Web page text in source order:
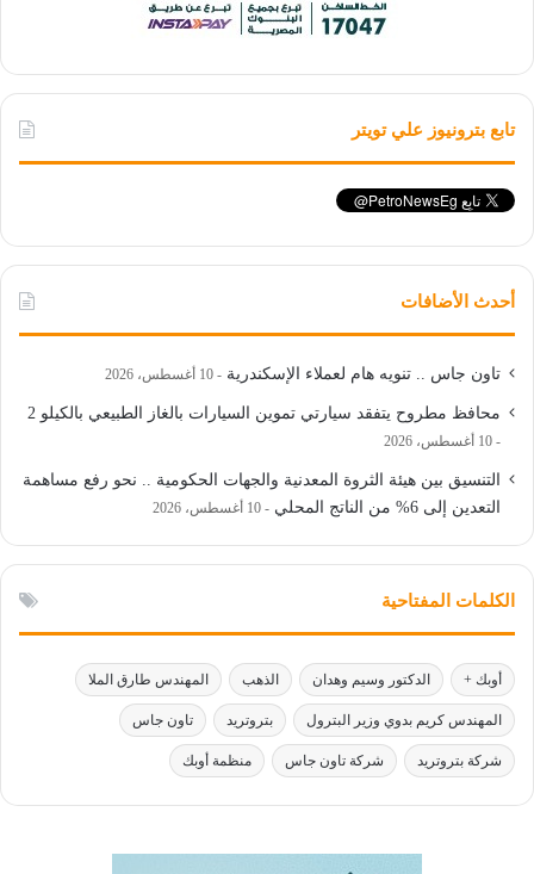
تابع بترونيوز علي تويتر
أحدث الأضافات
تاون جاس .. تنويه هام لعملاء الإسكندرية 10 أغسطس، 2026
محافظ مطروح يتفقد سيارتي تموين السيارات بالغاز الطبيعي بالكيلو 2
10 أغسطس، 2026
التنسيق بين هيئة الثروة المعدنية والجهات الحكومية .. نحو رفع مساهمة
التعدين إلى 6% من الناتج المحلي
10 أغسطس، 2026
الكلمات المفتاحية
أوبك + الدكتور وسيم وهدان الذهب المهندس طارق الملا
المهندس كريم بدوي وزير البترول بتروتريد تاون جاس
شركة بتروتريد شركة تاون جاس منظمة أوبك